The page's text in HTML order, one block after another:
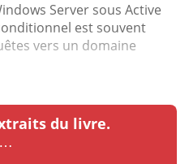
Server sous Active
est souvent
vers un domaine
du livre.